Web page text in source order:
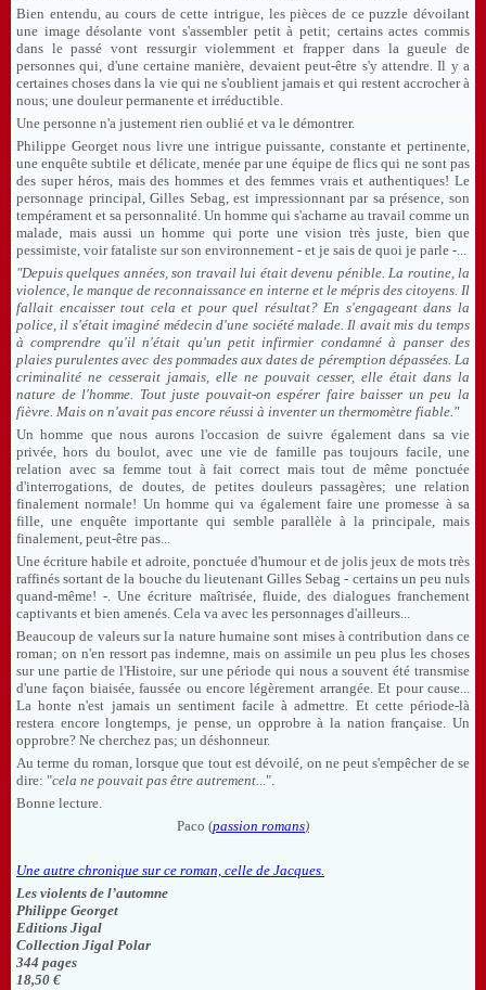
Bien entendu, au cours de cette intrigue, les pièces de ce puzzle dévoilant
une image désolante vont s'assembler petit à petit; certains actes commis
dans le passé vont ressurgir violemment et frapper dans la gueule de
personnes qui, d'une certaine manière, devaient peut-être s'y attendre. Il y a
certaines choses dans la vie qui ne s'oublient jamais et qui restent accrocher à
nous; une douleur permanente et irréductible.
Une personne n'a justement rien oublié et va le démontrer.
Philippe Georget nous livre une intrigue puissante, constante et pertinente,
une enquête subtile et délicate, menée par une équipe de flics qui ne sont pas
des super héros, mais des hommes et des femmes vrais et authentiques! Le
personnage principal, Gilles Sebag, est impressionnant par sa présence, son
tempérament et sa personnalité. Un homme qui s'acharne au travail comme un
malade, mais aussi un homme qui porte une vision très juste, bien que
pessimiste, voir fataliste sur son environnement - et je sais de quoi je parle -...
"Depuis quelques années, son travail lui était devenu pénible. La routine, la
violence, le manque de reconnaissance en interne et le mépris des citoyens. Il
fallait encaisser tout cela et pour quel résultat? En s'engageant dans la
police, il s'était imaginé médecin d'une société malade. Il avait mis du temps
à comprendre qu'il n'était qu'un petit infirmier condamné à panser des
plaies purulentes avec des pommades aux dates de péremption dépassées. La
criminalité ne cesserait jamais, elle ne pouvait cesser, elle était dans la
nature de l'homme. Tout juste pouvait-on espérer faire baisser un peu la
fièvre. Mais on n'avait pas encore réussi à inventer un thermomètre fiable."
Un homme que nous aurons l'occasion de suivre également dans sa vie
privée, hors du boulot, avec une vie de famille pas toujours facile, une
relation avec sa femme tout à fait correct mais tout de même ponctuée
d'interrogations, de doutes, de petites douleurs passagères; une relation
finalement normale! Un homme qui va également faire une promesse à sa
fille, une enquête importante qui semble parallèle à la principale, mais
finalement, peut-être pas...
Une écriture habile et adroite, ponctuée d'humour et de jolis jeux de mots très
raffinés sortant de la bouche du lieutenant Gilles Sebag - certains un peu nuls
quand-même! -. Une écriture maîtrisée, fluide, des dialogues franchement
captivants et bien amenés. Cela va avec les personnages d'ailleurs...
Beaucoup de valeurs sur la nature humaine sont mises à contribution dans ce
roman; on n'en ressort pas indemne, mais on assimile un peu plus les choses
sur une partie de l'Histoire, sur une période qui nous a souvent été transmise
d'une façon biaisée, faussée ou encore légèrement arrangée. Et pour cause...
La honte n'est jamais un sentiment facile à admettre. Et cette période-là
restera encore longtemps, je pense, un opprobre à la nation française. Un
opprobre? Ne cherchez pas; un déshonneur.
Au terme du roman, lorsque que tout est dévoilé, on ne peut s'empêcher de se
dire: "cela ne pouvait pas être autrement...".
Bonne lecture.
Paco (passion romans)
Une autre chronique sur ce roman, celle de Jacques.
Les violents de l’automne
Philippe Georget
Editions Jigal
Collection Jigal Polar
344 pages
18,50 €